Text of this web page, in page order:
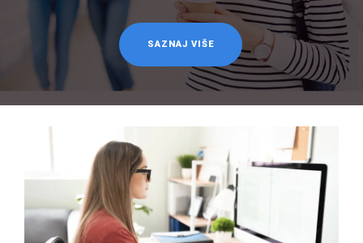
PREVODILAČKI BIRO
KURSEVI
NOVOSTI
KONTAKT
SAZNAJ VIŠE